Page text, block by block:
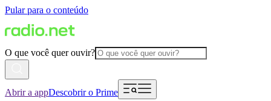
Pular para o conteúdo
O que você quer ouvir?
Abrir a appDescobrir o Prime